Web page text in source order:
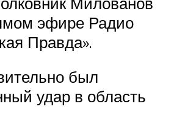
эфире Радио
Правда».
был
удар в область